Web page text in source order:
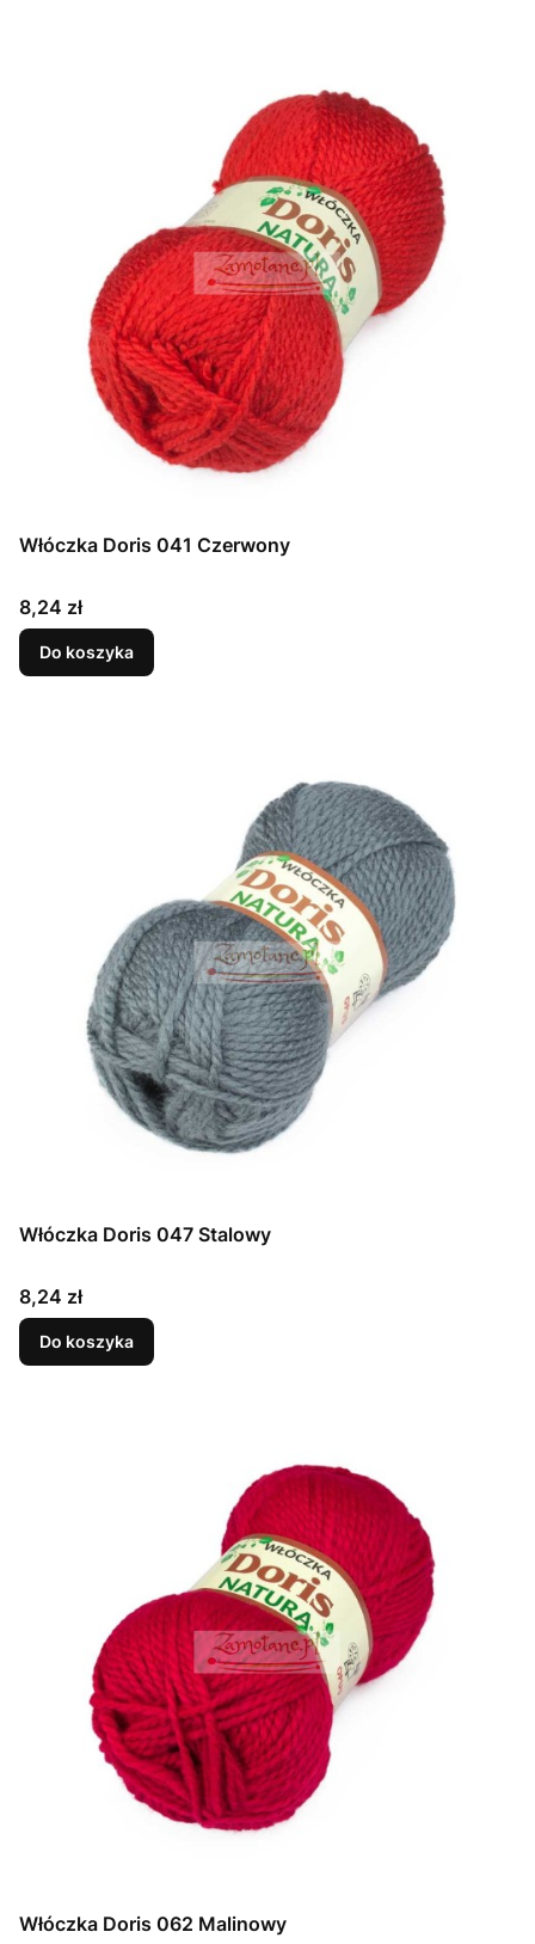
Włóczka Doris 041 Czerwony
Cena
8,24 zł
Do koszyka
Włóczka Doris 047 Stalowy
Cena
8,24 zł
Do koszyka
Włóczka Doris 062 Malinowy